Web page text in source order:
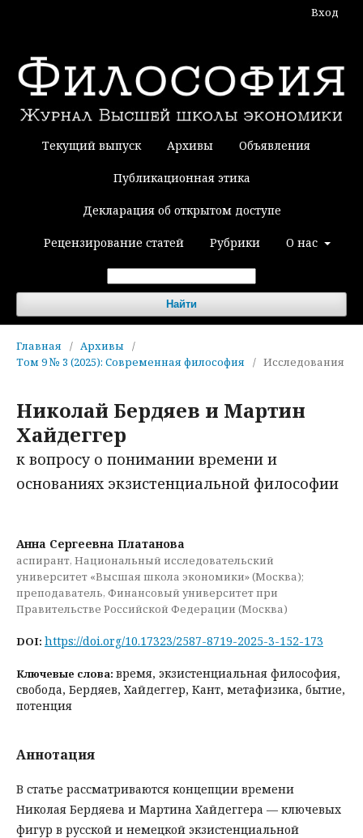
Текущий выпуск Архивы Объявления
Публикационная этика
Декларация об открытом доступе
Рецензирование статей Рубрики О нас
Найти
Вход
Главная / Архивы
/
Том 9 № 3 (2025): Современная философия
/ Исследования
Николай Бердяев и Мартин
Хайдеггер
к вопросу о понимании времени и
основаниях экзистенциальной философии
Анна Сергеевна Платанова
аспирант, Национальный исследовательский
университет «Высшая школа экономики» (Москва);
преподаватель, Финансовый университет при
Правительстве Российской Федерации (Москва)
DOI: https://doi.org/10.17323/2587-8719-2025-3-152-173
Ключевые слова: время, экзистенциальная философия,
свобода, Бердяев, Хайдеггер, Кант, метафизика, бытие,
потенция
Аннотация
В статье рассматриваются концепции времени
Николая Бердяева и Мартина Хайдеггера — ключевых
фигур в русской и немецкой экзистенциальной